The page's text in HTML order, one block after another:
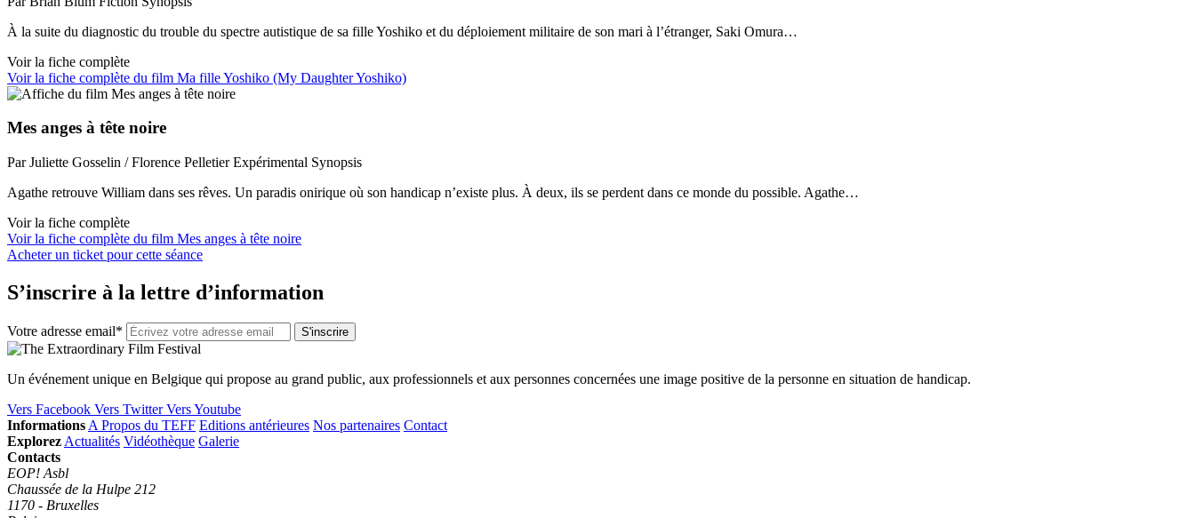
À la suite du diagnostic du trouble du spectre autistique de sa fille Yoshiko et du déploiement militaire de son mari à l’étranger, Saki Omura…
Voir la fiche complète
Voir la fiche complète du film Ma fille Yoshiko (My Daughter Yoshiko)
Mes anges à tête noire
Par Juliette Gosselin / Florence Pelletier Expérimental Synopsis
Agathe retrouve William dans ses rêves. Un paradis onirique où son handicap n’existe plus. À deux, ils se perdent dans ce monde du possible. Agathe…
Voir la fiche complète
Voir la fiche complète du film Mes anges à tête noire
Acheter un ticket pour cette séance
S’inscrire à la lettre d’information
Votre adresse email*
Un événement unique en Belgique qui propose au grand public, aux professionnels et aux personnes concernées une image positive de la personne en situation de handicap.
Vers Facebook Vers Twitter Vers Youtube
Informations A Propos du TEFF Editions antérieures Nos partenaires Contact
Explorez Actualités Vidéothèque Galerie
Contacts
EOP! Asbl
Chaussée de la Hulpe 212
1170 - Bruxelles